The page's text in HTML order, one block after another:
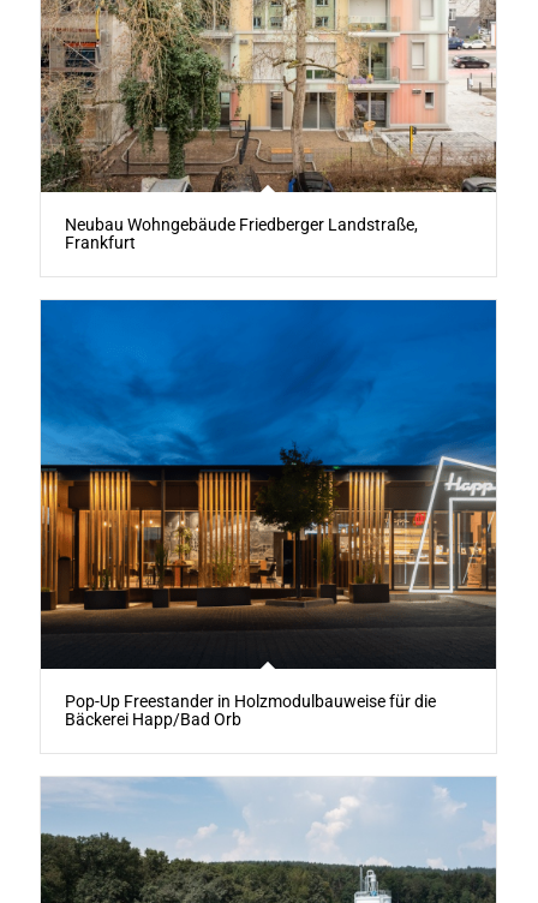
Neubau Wohngebäude Friedberger Landstraße,
Frankfurt
Pop-Up Freestander in Holzmodulbauweise für die
Bäckerei Happ/Bad Orb